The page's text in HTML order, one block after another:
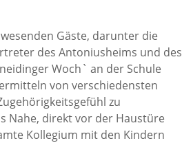
Gäste, darunter die
des Antoniusheims und des
Woch` an der Schule
von verschiedensten
zu
Nahe, direkt vor der Haustüre
Kollegium mit den Kindern